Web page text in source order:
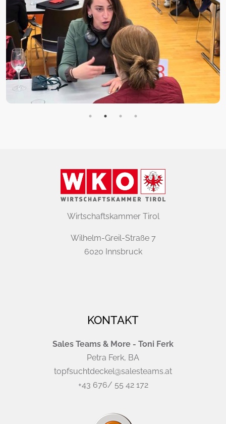
Wirtschaftskammer Tirol
Wilhelm-Greil-Straße 7
6020 Innsbruck
KONTAKT
Sales Teams & More - Toni Ferk
Petra Ferk, BA
topfsuchtdeckel@salesteams.at
+43 676/ 55 42 172